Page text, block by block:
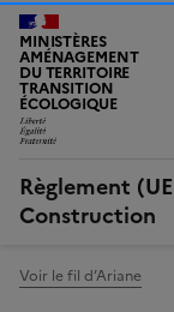
MINISTÈRES
AMÉNAGEMENT
DU TERRITOIRE
TRANSITION
ÉCOLOGIQUE
LIBERTÉ, ÉGALITÉ,
Règlement
Construction
Voir le fil d’Ariane